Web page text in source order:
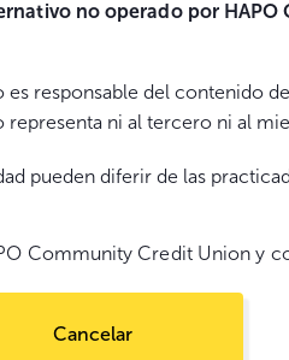
no operado por HAPO
responsable del contenido
ni al tercero ni al
pueden diferir de las
Community Credit Union y
Cancelar